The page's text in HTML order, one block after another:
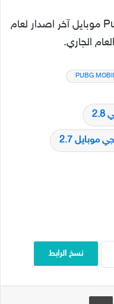
تم تنزيل Pubg mobile 2.7 update موبايل آخر اصدار لعام
PUBG
موبايل 2.7
نسخ الرابط
عبر البريد طباعة